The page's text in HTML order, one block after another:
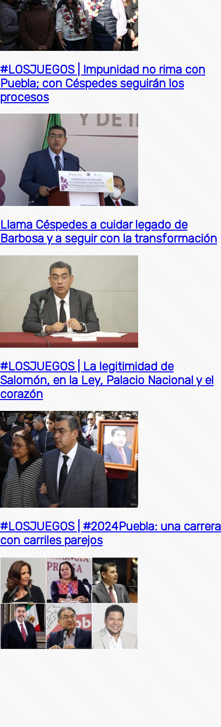
#LOSJUEGOS | Impunidad no rima con
Puebla; con Céspedes seguirán los
procesos
Llama Céspedes a cuidar legado de
Barbosa y a seguir con la transformación
#LOSJUEGOS | La legitimidad de
Salomón, en la Ley, Palacio Nacional y el
corazón
#LOSJUEGOS | #2024Puebla: una carrera
con carriles parejos